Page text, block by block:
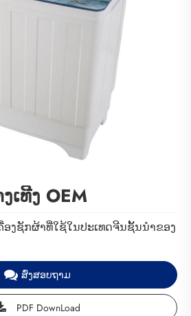
ເທີງ OEM
ອງຊັກຜ້າທີ່ໃຊ້ໃນປະເທດຈີນຊັ້ນນໍາຂອງ
ສົ່ງສອບຖາມ
PDF DownLoad